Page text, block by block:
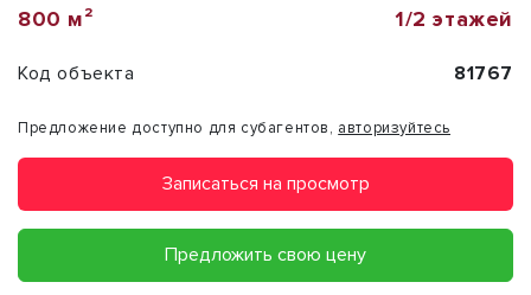
800 м² 1/2 этажей
Код объекта 81767
Предложение доступно для субагентов, авторизуйтесь
Записаться на просмотр
Предложить свою цену